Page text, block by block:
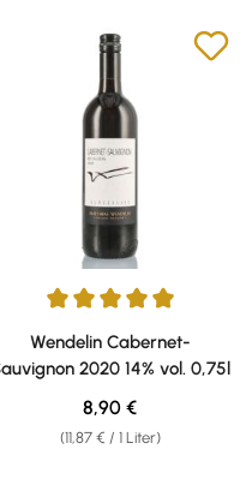
4.5 von 5 Sternen
Durchschnittliche Bewertung
Wendelin Cabernet-
2020 14% vol. 0,75l
(11,87 € / 1 Liter)
Regulärer Preis:
8,90 €